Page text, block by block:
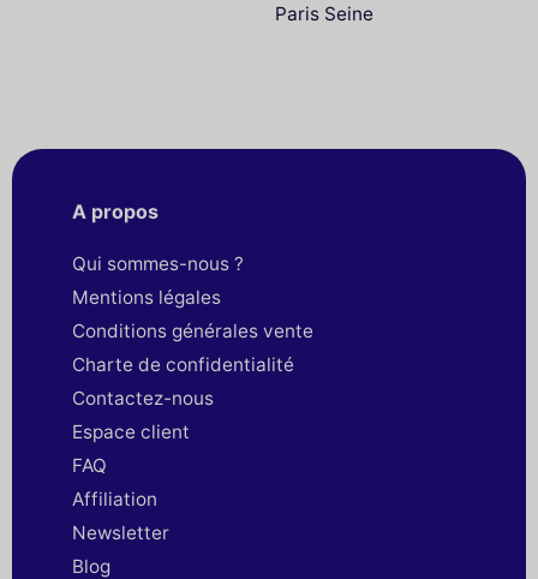
Paris Seine
A propos
Qui sommes-nous ?
Mentions légales
Conditions générales vente
Charte de confidentialité
Contactez-nous
Espace client
FAQ
Affiliation
Newsletter
Blog